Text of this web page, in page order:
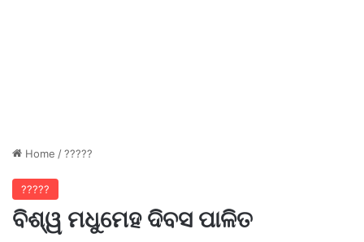
Home /?????
?????
ବିଶ୍ୱ ମଧୁମେହ ଦିବସ ପାଳିତ